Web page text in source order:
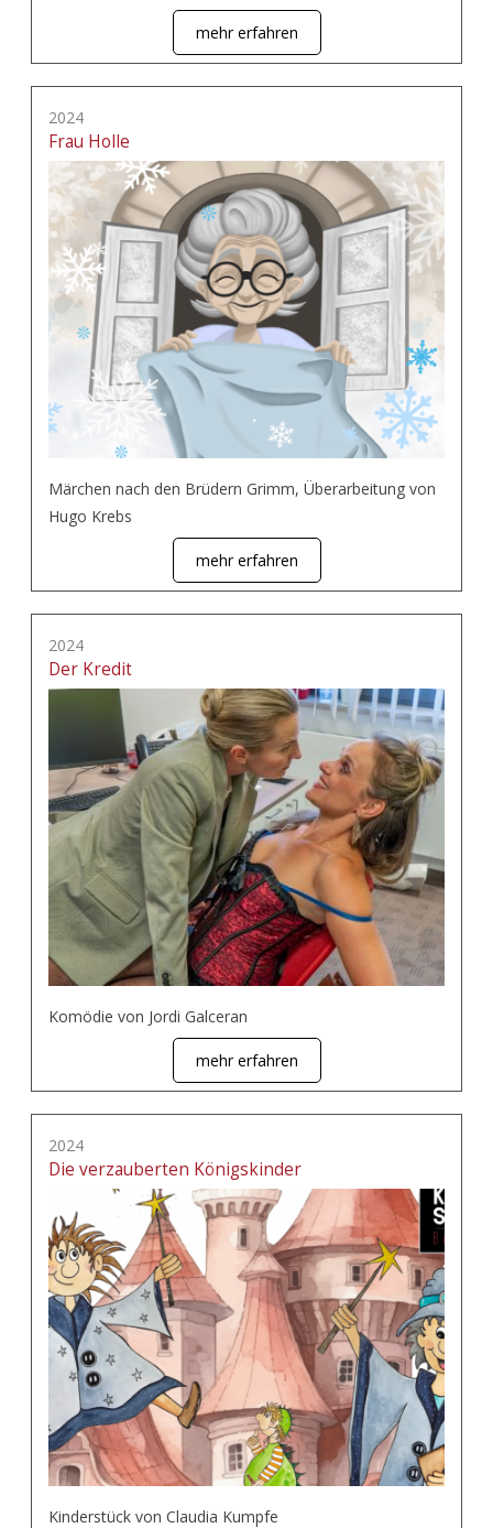
mehr erfahren
2024
Frau Holle
Märchen nach den Brüdern Grimm, Überarbeitung von
Hugo Krebs
mehr erfahren
2024
Der Kredit
Komödie von Jordi Galceran
mehr erfahren
2024
Die verzauberten Königskinder
Kinderstück von Claudia Kumpfe